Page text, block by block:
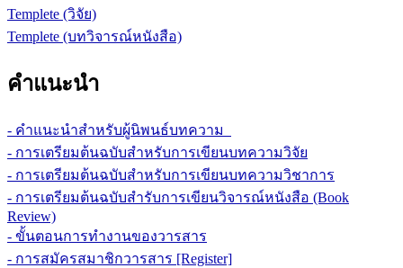
Templete (วิจัย)
Templete (บทวิจารณ์หนังสือ)
คำแนะนำ
- คำแนะนำสำหรับผู้นิพนธ์บทความ
- การเตรียมต้นฉบับสำหรับการเขียนบทความวิจัย
- การเตรียมต้นฉบับสำหรับการเขียนบทความวิชาการ
- การเตรียมต้นฉบับสำรับการเขียนวิจารณ์หนังสือ (Book
Review)
- ขั้นตอนการทำงานของวารสาร
- การสมัครสมาชิกวารสาร [Register]